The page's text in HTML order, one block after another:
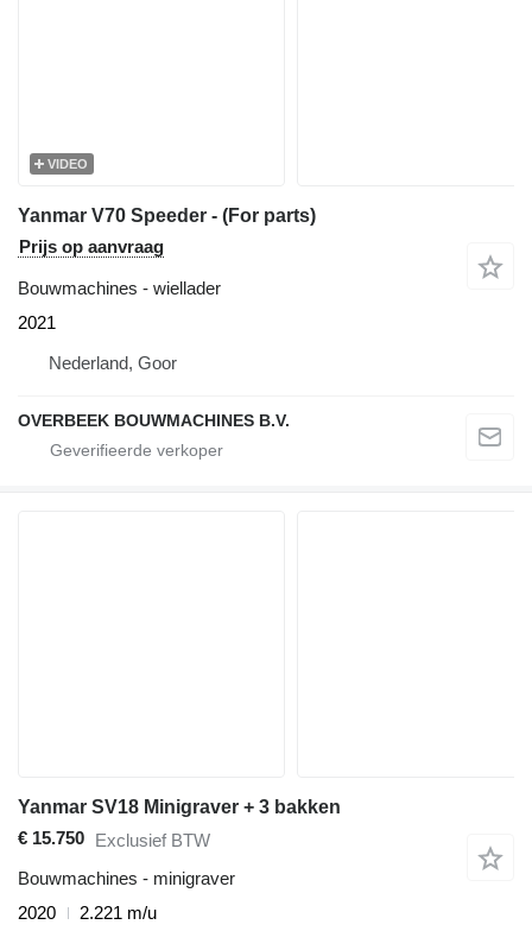
VIDEO
Yanmar V70 Speeder - (For parts)
Prijs op aanvraag
Bouwmachines - wiellader
2021
Nederland, Goor
OVERBEEK BOUWMACHINES B.V.
Yanmar SV18 Minigraver + 3 bakken
€ 15.750 Exclusief BTW
Bouwmachines - minigraver
2020
2.221 m/u